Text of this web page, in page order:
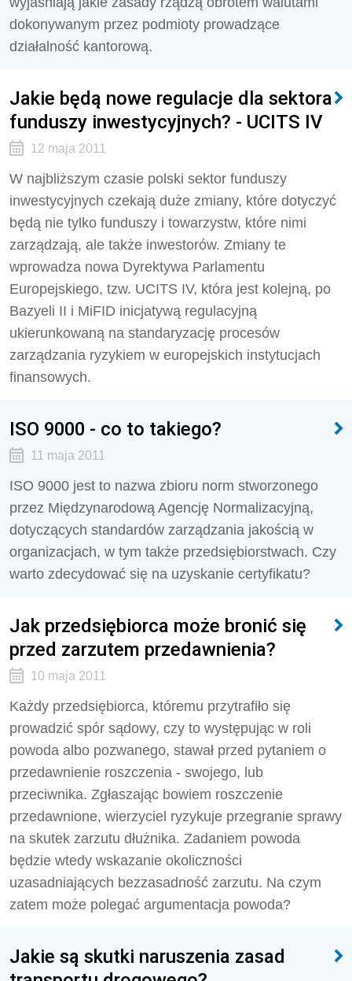
dokonywanym przez podmioty prowadzące
działalność kantorową.
Jakie będą nowe regulacje dla sektora
funduszy inwestycyjnych? - UCITS IV
12 maja 2011
W najbliższym czasie polski sektor funduszy
inwestycyjnych czekają duże zmiany, które dotyczyć
będą nie tylko funduszy i towarzystw, które nimi
zarządzają, ale także inwestorów. Zmiany te
wprowadza nowa Dyrektywa Parlamentu
Europejskiego, tzw. UCITS IV, która jest kolejną, po
Bazyeli II i MiFID inicjatywą regulacyjną
ukierunkowaną na standaryzację procesów
zarządzania ryzykiem w europejskich instytucjach
finansowych.
ISO 9000 - co to takiego?
11 maja 2011
ISO 9000 jest to nazwa zbioru norm stworzonego
przez Międzynarodową Agencję Normalizacyjną,
dotyczących standardów zarządzania jakością w
organizacjach, w tym także przedsiębiorstwach. Czy
warto zdecydować się na uzyskanie certyfikatu?
Jak przedsiębiorca może bronić się
przed zarzutem przedawnienia?
10 maja 2011
Każdy przedsiębiorca, któremu przytrafiło się
prowadzić spór sądowy, czy to występując w roli
powoda albo pozwanego, stawał przed pytaniem o
przedawnienie roszczenia - swojego, lub
przeciwnika. Zgłaszając bowiem roszczenie
przedawnione, wierzyciel ryzykuje przegranie sprawy
na skutek zarzutu dłużnika. Zadaniem powoda
będzie wtedy wskazanie okoliczności
uzasadniających bezzasadność zarzutu. Na czym
zatem może polegać argumentacja powoda?
Jakie są skutki naruszenia zasad